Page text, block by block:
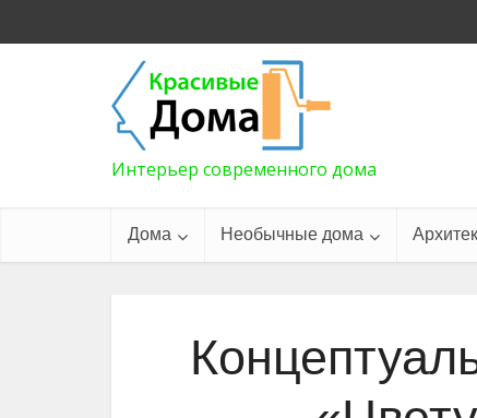
Интерьер современного дома
Дома Необычные дома